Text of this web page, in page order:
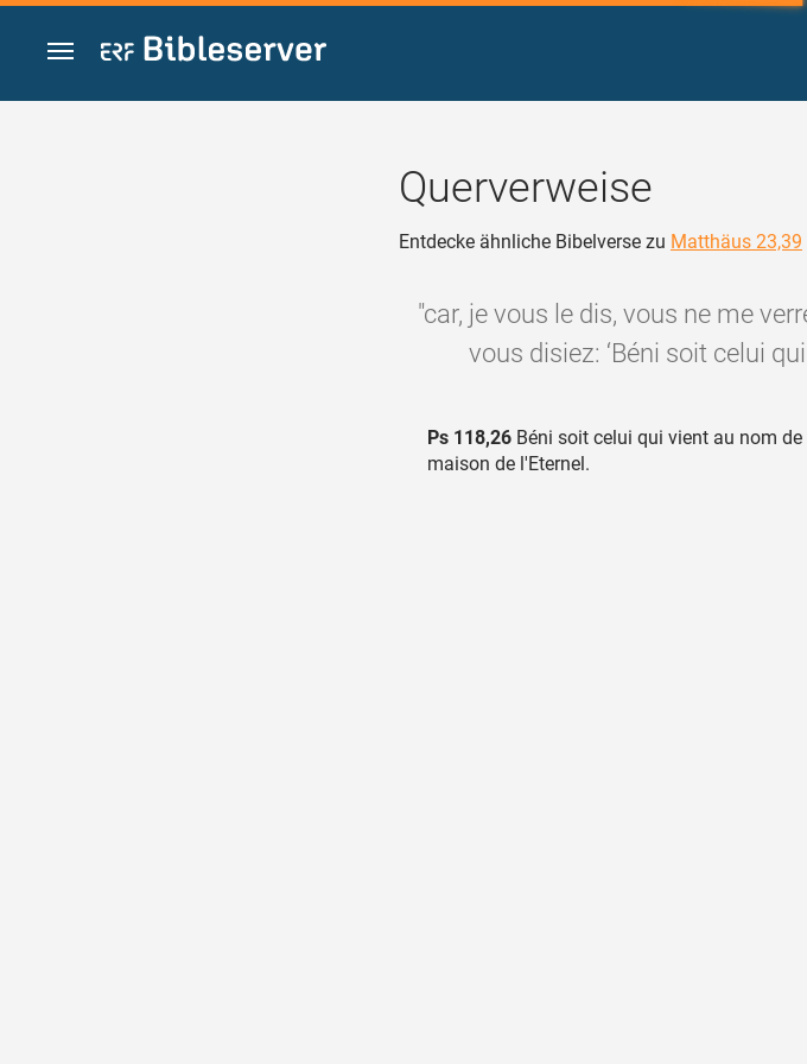
Zum Inhalt springen
Querverweise
Entdecke ähnliche Bibelverse zu Matthäus 23,39
"car, je vous le dis, vous ne me
vous disiez: ‘Béni soit celui
Ps 118,26 Béni soit celui qui vient au nom
maison de l'Eternel.